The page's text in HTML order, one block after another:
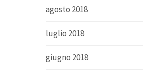
agosto 2018
luglio 2018
giugno 2018